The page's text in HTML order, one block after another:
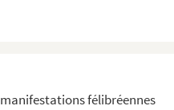
félibréennes